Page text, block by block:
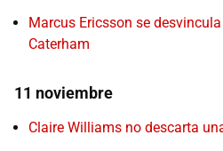
Marcus Ericsson se
Caterham
11 noviembre
Claire Williams no descarta